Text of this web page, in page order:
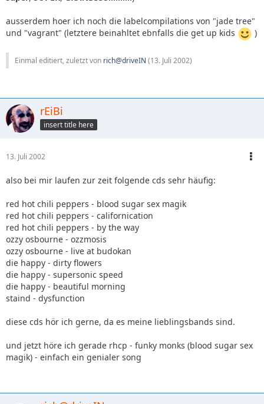
ausserdem hoer ich noch die labelcompilations von "jade tree"
und "vagrant" (letztere beinahltet ebnfalls die get up kids
)
Einmal editiert, zuletzt von rich@driveIN (13. Juli 2002)
rEiBi
insert title here
13. Juli 2002
also bei mir laufen zur zeit folgende cds sehr häufig:
red hot chili peppers - blood sugar sex magik
red hot chili peppers - californication
red hot chili peppers - by the way
ozzy osbourne - ozzmosis
ozzy osbourne - live at budokan
die happy - dirty flowers
die happy - supersonic speed
die happy - beautiful morning
staind - dysfunction
diese cds hör ich gerne, da es meine lieblingsbands sind.
und jetzt höre ich gerade rhcp - funky monks (blood sugar sex
magik) - einfach ein genialer song